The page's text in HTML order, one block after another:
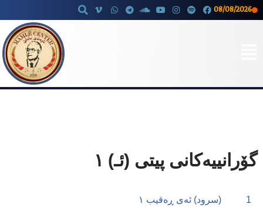
08/08/2026
گۆرانییەکانی پیتی (ئـ) ١
1 (سرود) ئەی ڕەقیب ١